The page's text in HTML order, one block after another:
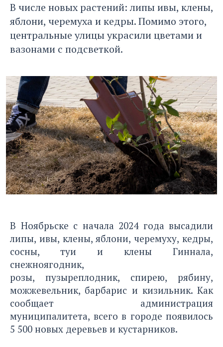
В числе новых растений: липы ивы, клены,
яблони, черемуха и кедры. Помимо этого,
центральные улицы украсили цветами и
вазонами с подсветкой.
В Ноябрьске с начала 2024 года высадили
липы, ивы, клены, яблони, черемуху, кедры,
сосны, туи и клены Гиннала,
снежноягодник,
розы, пузыреплодник, спирею, рябину,
можжевельник, барбарис и кизильник. Как
сообщает администрация
муниципалитета, всего в городе появилось
5 500 новых деревьев и кустарников.